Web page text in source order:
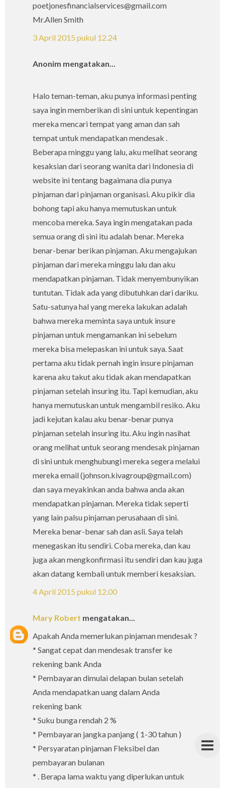
poetjonesfinancialservices@gmail.com
Mr.Allen Smith
3 April 2015 pukul 12.24
Anonim mengatakan...
Halo teman-teman, aku punya informasi penting
saya ingin memberikan di sini untuk kepentingan
mereka mencari tempat yang aman dan sah
tempat untuk mendapatkan mendesak .
Beberapa minggu yang lalu, aku melihat seorang
kesaksian dari seorang wanita dari Indonesia di
website ini tentang bagaimana dia punya
pinjaman dari pinjaman organisasi. Aku pikir dia
bohong tapi aku hanya memutuskan untuk
mencoba mereka. Saya ingin mengatakan pada
semua orang di sini itu adalah benar. Mereka
benar-benar berikan pinjaman. Aku mengajukan
pinjaman dari mereka minggu lalu dan aku
mendapatkan pinjaman. Tidak menyembunyikan
tuntutan. Tidak ada yang dibutuhkan dari dariku.
Satu-satunya hal yang mereka lakukan adalah
bahwa mereka meminta saya untuk insure
pinjaman untuk mengamankan ini sebelum
mereka bisa melepaskan ini untuk saya. Saat
pertama aku tidak pernah ingin insure pinjaman
karena aku takut aku tidak akan mendapatkan
pinjaman setelah insuring itu. Tapi kemudian, aku
hanya memutuskan untuk mengambil resiko. Aku
jadi kejutan kalau aku benar-benar punya
pinjaman setelah insuring itu. Aku ingin nasihat
orang melihat untuk seorang mendesak pinjaman
di sini untuk menghubungi mereka segera melalui
mereka email (johnson.kivagroup@gmail.com)
dan saya meyakinkan anda bahwa anda akan
mendapatkan pinjaman. Mereka tidak seperti
yang lain palsu pinjaman perusahaan di sini.
Mereka benar-benar sah dan asli. Saya telah
menegaskan itu sendiri. Coba mereka, dan kau
juga akan mengkonfirmasi itu sendiri dan kau juga
akan datang kembali untuk memberi kesaksian.
4 April 2015 pukul 12.00
Mary Robert mengatakan...
Apakah Anda memerlukan pinjaman mendesak ?
* Sangat cepat dan mendesak transfer ke
rekening bank Anda
* Pembayaran dimulai delapan bulan setelah
Anda mendapatkan uang dalam Anda
rekening bank
* Suku bunga rendah 2 %
* Pembayaran jangka panjang ( 1-30 tahun )
* Persyaratan pinjaman Fleksibel dan
pembayaran bulanan
* . Berapa lama waktu yang diperlukan untuk